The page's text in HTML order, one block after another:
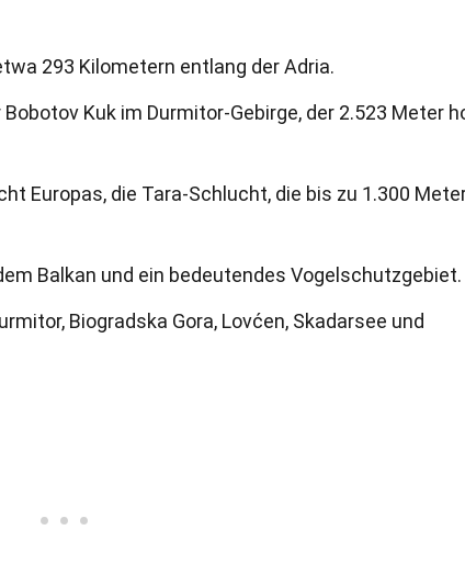
293 Kilometern entlang der Adria.
Kuk im Durmitor-Gebirge, der 2.523 Meter
Europas, die Tara-Schlucht, die bis zu 1.300
Balkan und ein bedeutendes Vogelschutzgebiet.
Biogradska Gora, Lovćen, Skadarsee und